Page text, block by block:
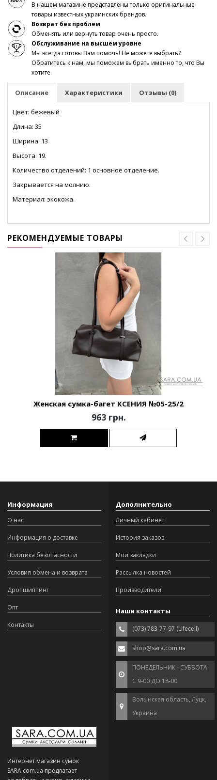
В нашем магазине представлены только оригинальные
товары известных украинских брендов.
Возврат без проблем
Обменять или вернуть товар очень просто.
Обслуживание на высшем уровне
Мы всегда готовы Вам помочь! Не можете выбрать?
Обратитесь к нам, мы поможем выбрать именно то, что Вы
хотите.
Описание Характеристики Отзывы (0)
Цвет: бежевый
Длина: 35
Ширина: 13
Высота: 19.
Количество отделений: 1 основное отделение.
Закрывается на молнию.
Материал: экокожа.
РЕКОМЕНДУЕМЫЕ ТОВАРЫ
Женская сумка-багет КСЕНИЯ №05-25/2
963 грн.
Информация
О нас
Информация о доставке
Политика безопасности
Условия обмена и возврата
Дропшиппинг
Опт
Контакты
Дополнительно
Личный кабинет
История заказов
Мои закладки
Рассылка новостей
Производители
Наши контакты
(073) 783-77-97 (Lifecell)
shop@sara.com.ua
ПОНЕДЕЛЬНИК - СУББОТА
С 9-00 ДО 18-00
Волынская область, Луцк,
Украина
Интернет магазин сумок
SARA.com.ua предлагает